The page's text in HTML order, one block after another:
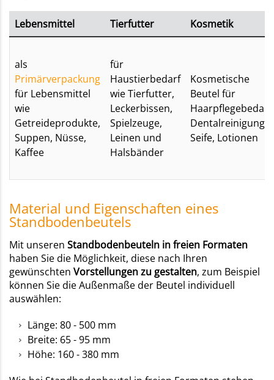
Lebensmittel Tierfutter Kosmetik
als
Primärverpackung
für Lebensmittel
wie
Getreideprodukte,
Suppen, Nüsse,
Kaffee
für
Haustierbedarf
wie Tierfutter,
Leckerbissen,
Spielzeuge,
Leinen und
Halsbänder
Kosmetische
Beutel für
Haarpflegebedarf,
Dentalreinigung,
Seife, Lotionen
Material und Eigenschaften eines
Standbodenbeutels
Mit unseren Standbodenbeuteln in freien Formaten
haben Sie die Möglichkeit, diese nach Ihren
gewünschten Vorstellungen zu gestalten, zum Beispiel
können Sie die Außenmaße der Beutel individuell
auswählen:
Länge: 80 - 500 mm
Breite: 65 - 95 mm
Höhe: 160 - 380 mm